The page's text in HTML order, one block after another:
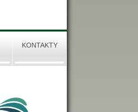
KONTAKTY